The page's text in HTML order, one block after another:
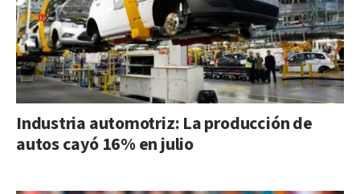
Industria automotriz: La producción de
autos cayó 16% en julio